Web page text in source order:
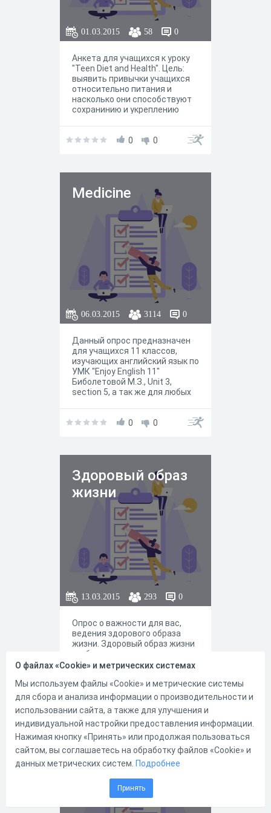
01.03.2015 58 0
Анкета для учащихся к уроку
"Teen Diet and Health". Цель:
выявить привычки учащихся
относительно питания и
насколько они способствуют
сохранинию и укреплению
0 0
Medicine
06.03.2015 3114 0
Данный опрос предназначен
для учащихся 11 классов,
изучающих английский язык по
УМК "Enjoy English 11"
Биболетовой М.З., Unit 3,
section 5, а так же для любых
0 0
Здоровый образ
жизни
13.03.2015 293 0
Опрос о важности для вас,
ведения здорового образа
жизни. Здоровый образ жизни
— образ жизни человека,
направленный на укрепление
профилактических мер, с
целью устранения причин и
последствий болезней.
Представители философско-
социологического
направления рассматривают
здоровый образ жизни как
глобальную социальную
проблему, составную часть
жизни общества в целом, хотя
само понятие «здорового
образа жизни» однозначно
пока ещё не определено. По
Информированно
сть населения о
О файлах «Cookie» и метрических системах
Мы используем файлы «Cookie» и метрические системы
для сбора и анализа информации о производительности и
использовании сайта, а также для улучшения и
индивидуальной настройки предоставления информации.
Нажимая кнопку «Принять» или продолжая пользоваться
сайтом, вы соглашаетесь на обработку файлов «Cookie» и
данных метрических систем. Подробнее
Принять